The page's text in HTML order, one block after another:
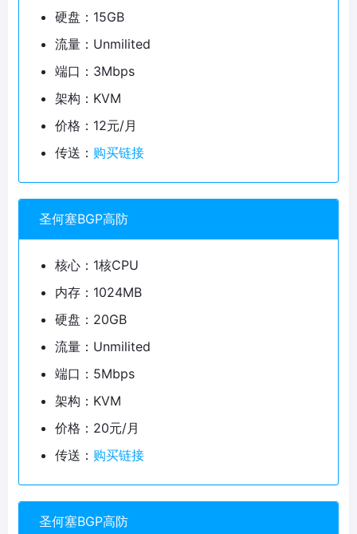
硬盘：15GB
流量：Unmilited
端口：3Mbps
架构：KVM
价格：12元/月
传送： 购买链接
圣何塞BGP高防
核心：1核CPU
内存：1024MB
硬盘：20GB
流量：Unmilited
端口：5Mbps
架构：KVM
价格：20元/月
传送： 购买链接
圣何塞BGP高防